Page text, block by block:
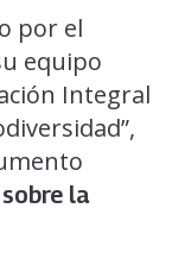
por el
equipo
Integral
la